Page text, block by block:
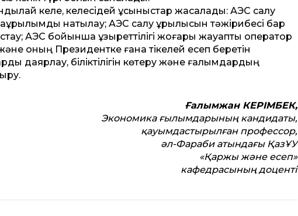
келе, келесідей ұсыныстар жасалады: АЭС салу
нақтылау; АЭС салу құрылысын тәжірибесі бар
АЭС бойынша құзыреттілігі жоғары жауапты оператор
оның Президентке ғана тікелей есеп беретін
даярлау, біліктілігін көтеру және ғалымдардың
Ғалымжан КЕРІМБЕК,
Экономика ғылымдарының кандидаты,
қауымдастырылған профессор,
әл-Фараби атындағы ҚазҰУ
«Қаржы және есеп»
кафедрасының доценті